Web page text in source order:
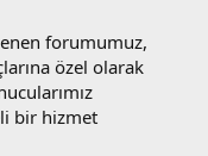
forumumuz,
özel olarak
bir hizmet